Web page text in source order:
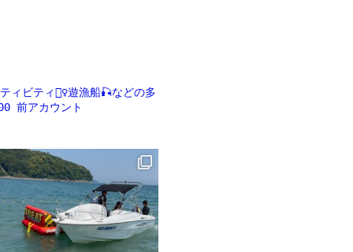
ビティ🏄‍♀️遊漁船🎣などの多
前アカウント